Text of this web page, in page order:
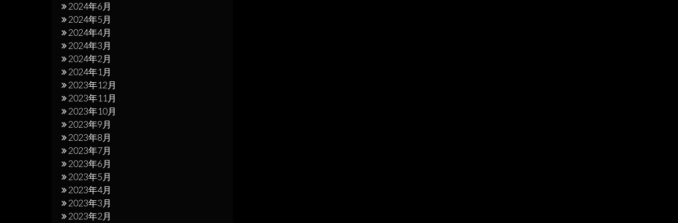
2024年6月
2024年5月
2024年4月
2024年3月
2024年2月
2024年1月
2023年12月
2023年11月
2023年10月
2023年9月
2023年8月
2023年7月
2023年6月
2023年5月
2023年4月
2023年3月
2023年2月